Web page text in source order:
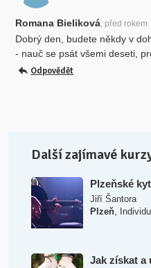
Romana Bieliková, před rokem
Dobrý den, budete někdy v
- nauč se psát všemi deseti,
Odpovědět
Další zajímavé
Plzeňské
Jiří Šantora
Plzeň,
Jak získat a